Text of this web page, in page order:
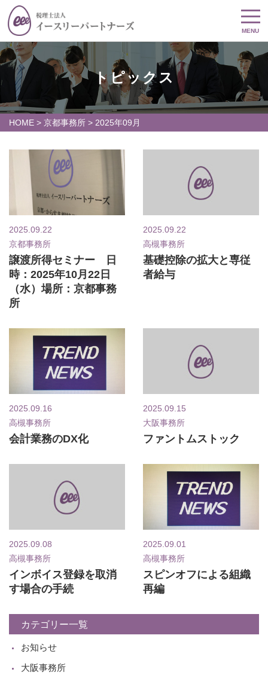
MENU
トピックス
HOME > 京都事務所 > 2025年09月
2025.09.22
京都事務所
譲渡所得セミナー 日
時：2025年10月22日
（水）場所：京都事務
所
2025.09.22
高槻事務所
基礎控除の拡大と専従
者給与
2025.09.16
高槻事務所
会計業務のDX化
2025.09.15
大阪事務所
ファントムストック
2025.09.08
高槻事務所
インボイス登録を取消
す場合の手続
2025.09.01
高槻事務所
スピンオフによる組織
再編
カテゴリー一覧
お知らせ
大阪事務所